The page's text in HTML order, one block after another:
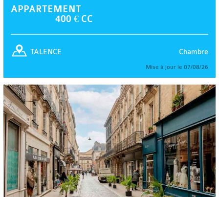
APPARTEMENT
400 € CC
Chambre
TALENCE
Mise à jour le 07/08/26